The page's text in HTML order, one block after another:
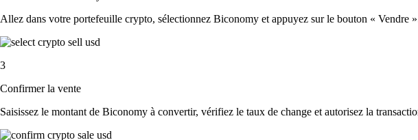
Allez dans votre portefeuille crypto, sélectionnez Biconomy et appuyez sur le bouton « Vendre
3
Confirmer la vente
Saisissez le montant de Biconomy à convertir, vérifiez le taux de change et autorisez la